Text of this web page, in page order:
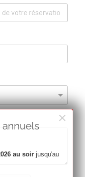
×
au soir jusqu'au